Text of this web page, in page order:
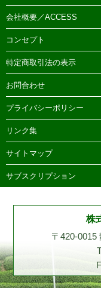
会社概要／ACCESS
コンセプト
特定商取引法の表示
お問合わせ
プライバシーポリシー
リンク集
サイトマップ
サブスクリプション
株
〒420-0015